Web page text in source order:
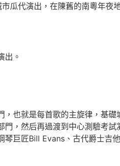
代演出，在陳舊的南粵年夜
出。
也就是每首歌的主旋律，基礎
，然后再過渡到中心測驗考試
琴巨匠Bill Evans、古代爵士吉